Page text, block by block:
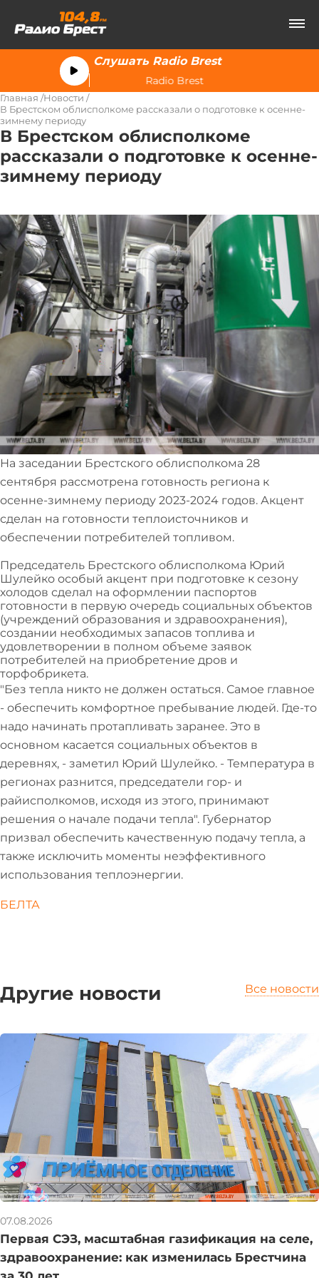
Слушать Radio Brest
Radio Brest
Главная Новости
В Брестском облисполкоме рассказали о подготовке к осенне-
зимнему периоду
В Брестском облисполкоме
рассказали о подготовке к осенне-
зимнему периоду
На заседании Брестского облисполкома 28
сентября рассмотрена готовность региона к
осенне-зимнему периоду 2023-2024 годов. Акцент
сделан на готовности теплоисточников и
обеспечении потребителей топливом.
Председатель Брестского облисполкома Юрий
Шулейко особый акцент при подготовке к сезону
холодов сделал на оформлении паспортов
готовности в первую очередь социальных объектов
(учреждений образования и здравоохранения),
создании необходимых запасов топлива и
удовлетворении в полном объеме заявок
потребителей на приобретение дров и
торфобрикета.
"Без тепла никто не должен остаться. Самое главное
- обеспечить комфортное пребывание людей. Где-то
надо начинать протапливать заранее. Это в
основном касается социальных объектов в
деревнях, - заметил Юрий Шулейко. - Температура в
регионах разнится, председатели гор- и
райисполкомов, исходя из этого, принимают
решения о начале подачи тепла". Губернатор
призвал обеспечить качественную подачу тепла, а
также исключить моменты неэффективного
использования теплоэнергии.
БЕЛТА
Другие новости Все новости
07.08.2026
Первая СЭЗ, масштабная газификация на селе,
здравоохранение: как изменилась Брестчина